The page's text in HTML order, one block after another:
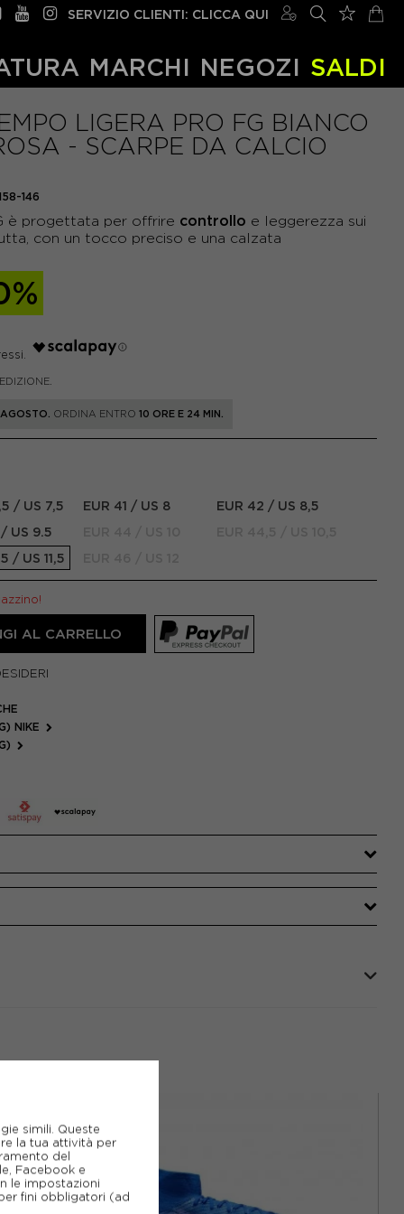
SERVIZIO CLIENTI: CLICCA QUI
MARCHI NEGOZI SALDI
LIGERA PRO FG BIANCO
- SCARPE DA CALCIO
146
è progettata per offrire controllo e leggerezza sui
con un tocco preciso e una calzata
ORDINA ENTRO 10 ORE E 24 MIN.
/ US 7,5 EUR 41 / US 8
EUR 42 / US 8,5
US 9.5
/ US 11,5
AL CARRELLO
NIKE
simili. Queste
la tua attività per
del
Facebook e
le impostazioni
fini obbligatori (ad